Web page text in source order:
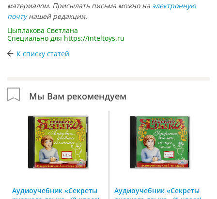
материалом. Присылать письма можно на электронную
почтунашей редакции.
Цыплакова Светлана
Специально для https://inteltoys.ru
К списку статей
Мы Вам рекомендуем
Аудиоучебник «Секреты
Аудиоучебник «Секреты